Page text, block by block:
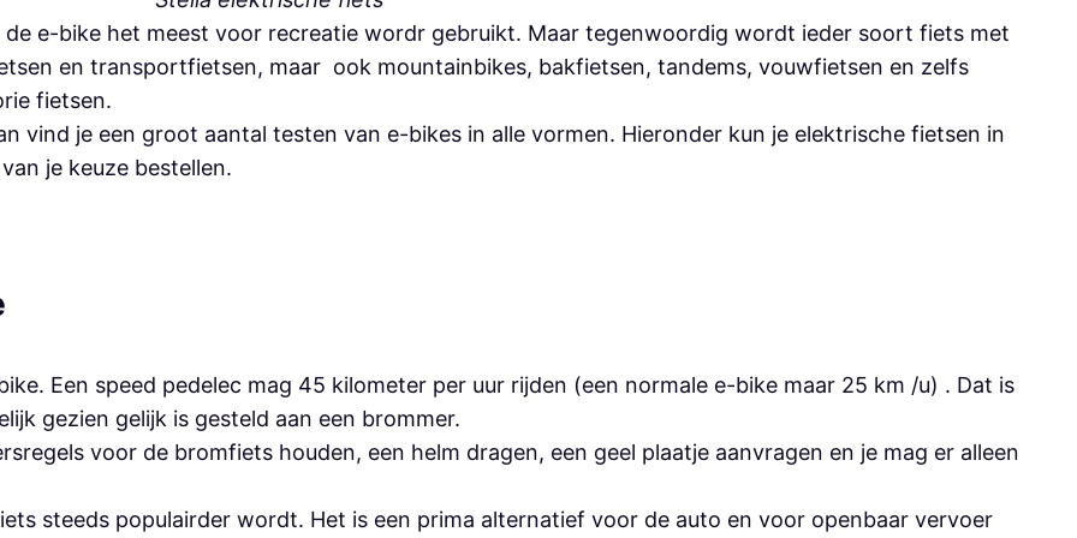
e-bike het meest voor recreatie wordr gebruikt. Maar tegenwoordig wordt ieder soort fiets met
en transportfietsen, maar ook mountainbikes, bakfietsen, tandems, vouwfietsen en zelfs
fietsen.
vind je een groot aantal testen van e-bikes in alle vormen. Hieronder kun je elektrische fietsen in
je keuze bestellen.
Een speed pedelec mag 45 kilometer per uur rijden (een normale e-bike maar 25 km /u) . Dat is
gezien gelijk is gesteld aan een brommer.
voor de bromfiets houden, een helm dragen, een geel plaatje aanvragen en je mag er alleen
steeds populairder wordt. Het is een prima alternatief voor de auto en voor openbaar vervoer